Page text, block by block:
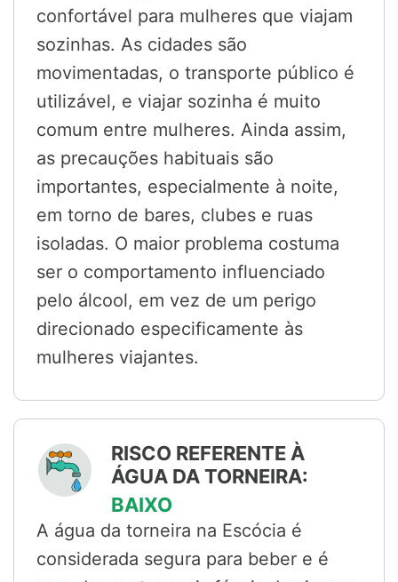
confortável para mulheres que viajam
sozinhas. As cidades são
movimentadas, o transporte público é
utilizável, e viajar sozinha é muito
comum entre mulheres. Ainda assim,
as precauções habituais são
importantes, especialmente à noite,
em torno de bares, clubes e ruas
isoladas. O maior problema costuma
ser o comportamento influenciado
pelo álcool, em vez de um perigo
direcionado especificamente às
mulheres viajantes.
RISCO REFERENTE À
ÁGUA DA TORNEIRA:
BAIXO
A água da torneira na Escócia é
considerada segura para beber e é